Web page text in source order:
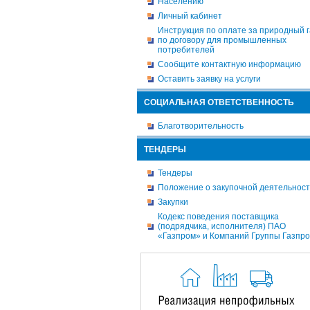
Личный кабинет
Инструкция по оплате за природный
по договору для промышленных
потребителей
Сообщите контактную информацию
Оставить заявку на услуги
СОЦИАЛЬНАЯ ОТВЕТСТВЕННОСТЬ
Благотворительность
ТЕНДЕРЫ
Тендеры
Положение о закупочной
Закупки
Кодекс поведения поставщика
(подрядчика, исполнителя) ПАО
«Газпром» и Компаний Группы